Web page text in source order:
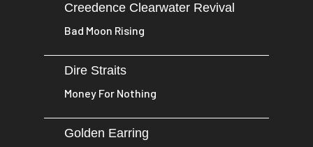
Creedence Clearwater Revival
Bad Moon Rising
Dire Straits
Money For Nothing
Golden Earring